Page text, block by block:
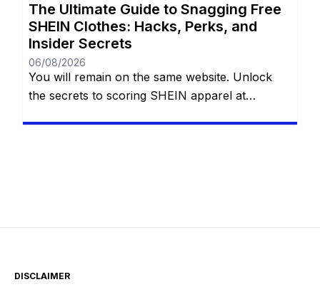
The Ultimate Guide to Snagging Free
SHEIN Clothes: Hacks, Perks, and
Insider Secrets
06/08/2026
You will remain on the same website. Unlock
the secrets to scoring SHEIN apparel at
search codes—this guide […]
DISCLAIMER